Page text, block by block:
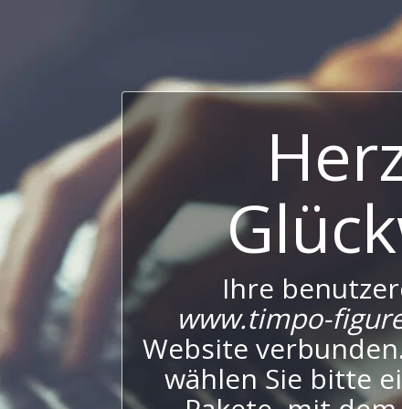
Ihre
www.timpo-
Website
wählen Sie bitte